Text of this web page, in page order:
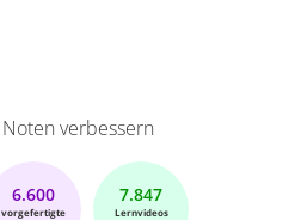
Noten verbessern
6.600
vorgefertigte
7.847
Lernvideos